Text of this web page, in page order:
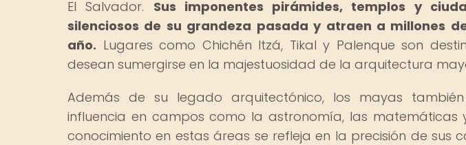
El Salvador. Sus imponentes pirámides, templos y
silenciosos de su grandeza pasada y atraen a millones
año. Lugares como Chichén Itzá, Tikal y Palenque son
desean sumergirse en la majestuosidad de la arquitectura
Además de su legado arquitectónico, los mayas
influencia en campos como la astronomía, las matemáticas
conocimiento en estas áreas se refleja en la precisión de sus